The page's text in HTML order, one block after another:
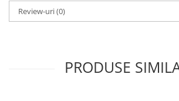
BLUE LILY
HIBISCUS
ANTHEMION GREY
Review-uri(0)
PRODUSE